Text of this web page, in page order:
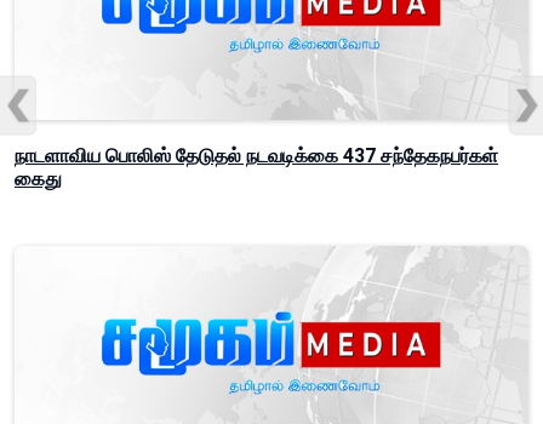
நாடளாவிய பொலிஸ் தேடுதல் நடவடிக்கை 437 சந்தேகநபர்கள்
கைது